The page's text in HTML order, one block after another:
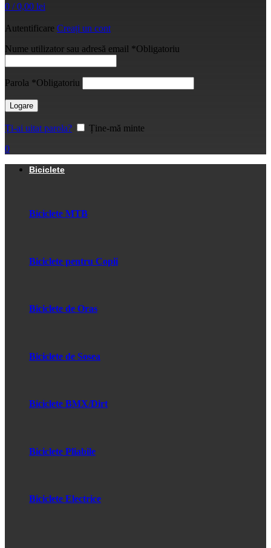
0 / 0,00 lei
Autentificare Creați un cont
Nume utilizator sau adresă email *Obligatoriu
Parola *Obligatoriu
Logare
Ți-ai uitat parola?
Ține-mă minte
0
Biciclete
Biciclete MTB
Biciclete pentru Copii
Biciclete de Oras
Biciclete de Sosea
Biciclete BMX/Dirt
Biciclete Pliabile
Biciclete Electrice